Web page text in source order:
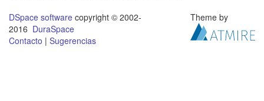
DSpace software copyright © 2002-
2016 DuraSpace
Contacto | Sugerencias
Theme by